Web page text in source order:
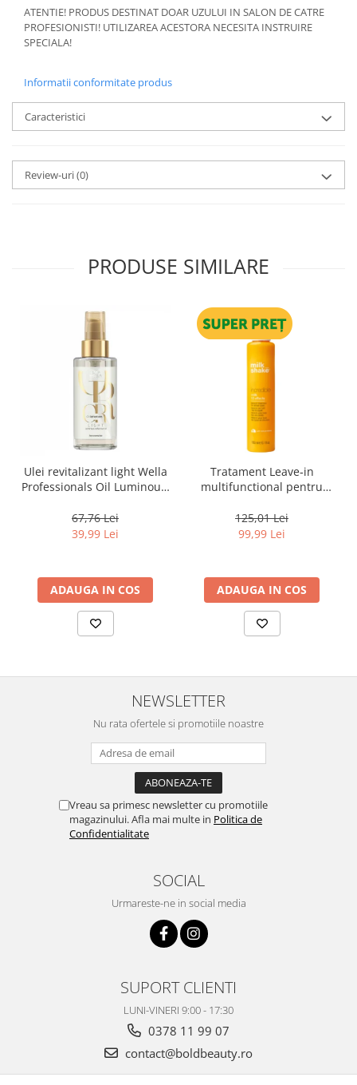
ATENTIE! PRODUS DESTINAT DOAR UZULUI IN SALON DE CATRE
PROFESIONISTI! UTILIZAREA ACESTORA NECESITA INSTRUIRE
SPECIALA!
Informatii conformitate produs
Caracteristici
Review-uri(0)
PRODUSE SIMILARE
Ulei revitalizant light Wella
Professionals Oil Luminous,
67,76 Lei
39,99 Lei
ADAUGA IN COS
Tratament Leave‑in
multifunctional pentru
beneficii Milk Shake Leave-
in Incredible Milk, 150 ml
125,01 Lei
99,99 Lei
ADAUGA IN COS
NEWSLETTER
Nu rata ofertele si promotiile noastre
Vreau sa primesc newsletter cu promotiile
magazinului. Afla mai multe in Politica de
Confidentialitate
SOCIAL
Urmareste-ne in social media
SUPORT CLIENTI
LUNI-VINERI 9:00 - 17:30
0378 11 99 07
contact@boldbeauty.ro